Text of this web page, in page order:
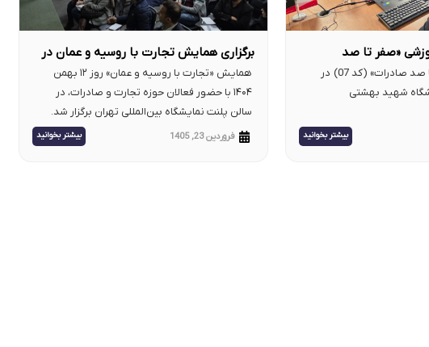
«صفر تا صد
دوره آموزشی «صفر تا صد صادرات» (کد 07) در
در دانشگاه شهید بهشتی
بیشتر بخوانید
برگزاری همایش تجارت با روسیه و عمان در
نمایشگاه بین‌المللی تهران – گزارش تصویری
همایش «تجارت با روسیه و عمان» روز ۱۲ بهمن
۱۴۰۴ با حضور فعالان حوزه تجارت و صادرات، در
سالن پلنت نمایشگاه بین‌المللی تهران برگزار شد.
فروردین 23, 1405 بیشتر بخوانید